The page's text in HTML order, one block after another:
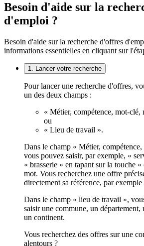
Besoin d'aide sur la
d'emploi ?
Besoin d'aide sur la recherche d'offres
informations essentielles en cliquant sur
1. Lancer votre recherche
Pour lancer une recherche d'offres,
un des deux champs :
« Métier, compétence, mot-clé,
ou
« Lieu de travail ».
Dans le champ « Métier,
vous pouvez saisir, par exemple, «
« brasserie » en tapant sur la touche
mot. Vous recherchez une offre
directement sa référence, par
Dans le champ « lieu de travail »,
saisir une commune, un département,
un continent.
Vous recherchez des offres sur une
alentours ?